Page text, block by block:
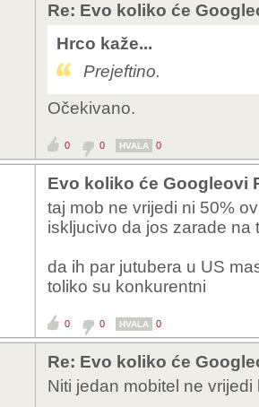
Re: Evo koliko će
Hrco kaže...
Prejeftino.
Očekivano.
0 0 HVALA 0
Evo koliko će Googleovi
taj mob ne vrijedi ni 50%
iskljucivo da jos zarade na
da ih par jutubera u US
toliko su konkurentni
0 0 HVALA 0
Re: Evo koliko će
Niti jedan mobitel ne